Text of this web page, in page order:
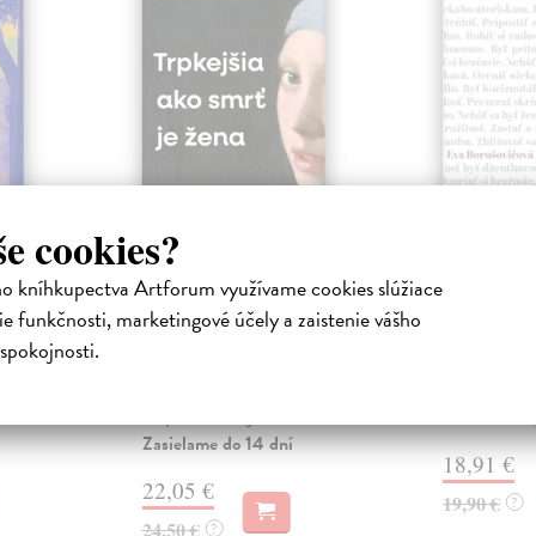
cookies?
kníhkupectva Artforum využívame cookies slúžiace
funkčnosti, marketingové účely a zaistenie vášho
o
nejisté
Trpkejšia ako smrť
je žena
Marneros Andreas| Kniha
Zasielame do 14 dní
22,05 €
24,50 € ?
Borušovičová
Táto kniha
projektov,
18,91 €
19,90 € ?